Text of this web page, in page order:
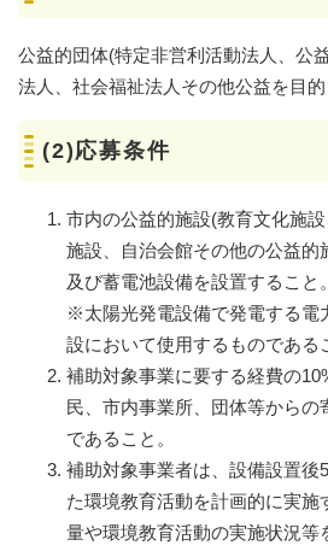
公益的団体(特定非営利活動法人、公
法人、社会福祉法人その他公益を目
(2)応募条件
市内の公益的施設(教育文化施
施設、自治会館その他の公益的
及び蓄電池設備を設置すること
※太陽光発電設備で発電する電
設において使用するものである
補助対象事業に要する経費の
民、市内事業所、団体等からの
であること。
補助対象事業者は、設備設置後
た環境教育活動を計画的に実施
量や環境教育活動の実施状況等